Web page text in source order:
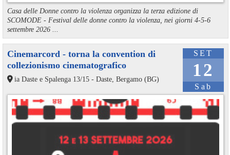
Casa delle Donne contro la violenza organizza la terza edizione di
SCOMODE - Festival delle donne contro la violenza, nei giorni 4-5-6
settembre 2026 ...
SET
12
Sab
Cinemarcord - torna la convention di
collezionismo cinematografico
ia Daste e Spalenga 13/15 - Daste, Bergamo (BG)